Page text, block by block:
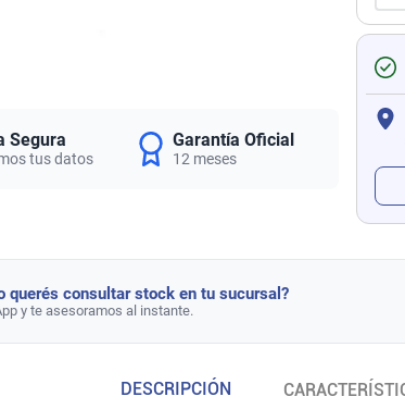
Segura
tus datos
Garantía Oficial
12 meses
querés consultar stock en tu sucursal?
y te asesoramos al instante.
DESCRIPCIÓN